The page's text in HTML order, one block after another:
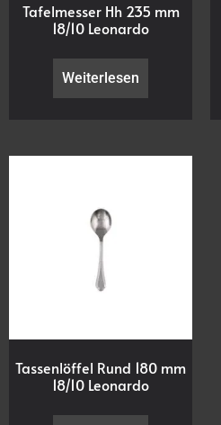
Tafelmesser Hh 235 mm
18/10 Leonardo
Weiterlesen
Tassenlöffel Rund 180 mm
18/10 Leonardo